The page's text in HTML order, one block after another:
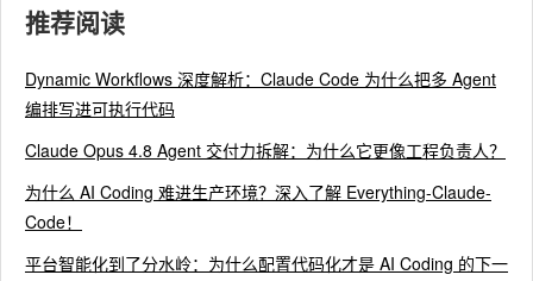
推荐阅读
Dynamic Workflows 深度解析：Claude Code 为什么把多 Agent
编排写进可执行代码
Claude Opus 4.8 Agent 交付力拆解：为什么它更像工程负责人？
为什么 AI Coding 难进生产环境？深入了解 Everything-Claude-
Code！
平台智能化到了分水岭：为什么配置代码化才是 AI Coding 的下一